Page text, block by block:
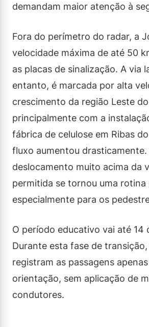
demandam maior atenção à
Fora do perímetro do radar, a
velocidade máxima de até 50
as placas de sinalização. A via
entanto, é marcada por alta
crescimento da região Leste
principalmente com a
fábrica de celulose em Ribas
fluxo aumentou drasticamente.
deslocamento muito acima da
permitida se tornou uma rotina
especialmente para os
O período educativo vai até 14
Durante esta fase de
registram as passagens
orientação, sem aplicação de
condutores.